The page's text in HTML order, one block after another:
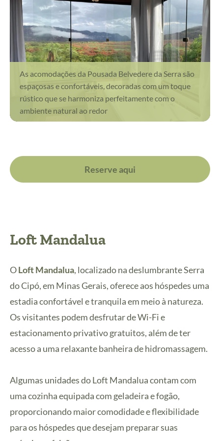
As acomodações da Pousada Belvedere da Serra são
espaçosas e confortáveis, decoradas com um toque
rústico que se harmoniza perfeitamente com o
ambiente natural ao redor
Reserve aqui
Loft Mandalua
OLoft Mandalua, localizado na deslumbrante Serra
do Cipó, em Minas Gerais, oferece aos hóspedes uma
estadia confortável e tranquila em meio à natureza.
Os visitantes podem desfrutar de Wi-Fi e
estacionamento privativo gratuitos, além de ter
acesso a uma relaxante banheira de hidromassagem.
Algumas unidades do Loft Mandalua contam com
uma cozinha equipada com geladeira e fogão,
proporcionando maior comodidade e flexibilidade
para os hóspedes que desejam preparar suas